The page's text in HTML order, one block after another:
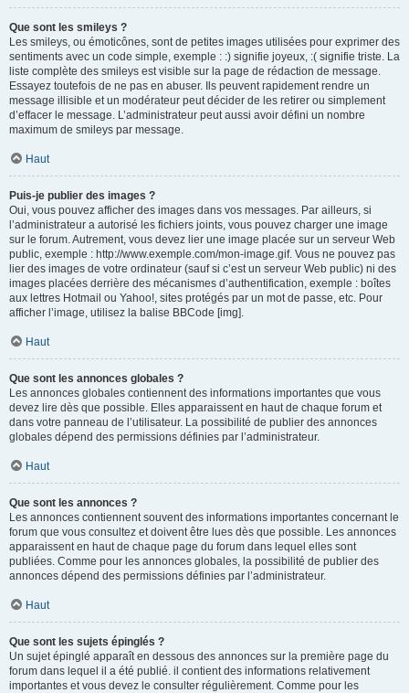
Que sont les smileys ?
Les smileys, ou émoticônes, sont de petites images utilisées pour exprimer des
sentiments avec un code simple, exemple : :) signifie joyeux, :( signifie triste. La
liste complète des smileys est visible sur la page de rédaction de message.
Essayez toutefois de ne pas en abuser. Ils peuvent rapidement rendre un
message illisible et un modérateur peut décider de les retirer ou simplement
d’effacer le message. L’administrateur peut aussi avoir défini un nombre
maximum de smileys par message.
Haut
Puis-je publier des images ?
Oui, vous pouvez afficher des images dans vos messages. Par ailleurs, si
l’administrateur a autorisé les fichiers joints, vous pouvez charger une image
sur le forum. Autrement, vous devez lier une image placée sur un serveur Web
public, exemple : http://www.exemple.com/mon-image.gif. Vous ne pouvez pas
lier des images de votre ordinateur (sauf si c’est un serveur Web public) ni des
images placées derrière des mécanismes d’authentification, exemple : boîtes
aux lettres Hotmail ou Yahoo!, sites protégés par un mot de passe, etc. Pour
afficher l’image, utilisez la balise BBCode [img].
Haut
Que sont les annonces globales ?
Les annonces globales contiennent des informations importantes que vous
devez lire dès que possible. Elles apparaissent en haut de chaque forum et
dans votre panneau de l’utilisateur. La possibilité de publier des annonces
globales dépend des permissions définies par l’administrateur.
Haut
Que sont les annonces ?
Les annonces contiennent souvent des informations importantes concernant le
forum que vous consultez et doivent être lues dès que possible. Les annonces
apparaissent en haut de chaque page du forum dans lequel elles sont
publiées. Comme pour les annonces globales, la possibilité de publier des
annonces dépend des permissions définies par l’administrateur.
Haut
Que sont les sujets épinglés ?
Un sujet épinglé apparaît en dessous des annonces sur la première page du
forum dans lequel il a été publié. il contient des informations relativement
importantes et vous devez le consulter régulièrement. Comme pour les